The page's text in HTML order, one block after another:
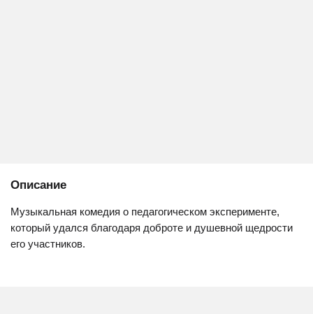
Описание
Музыкальная комедия о педагогическом эксперименте,
который удался благодаря доброте и душевной щедрости
его участников.